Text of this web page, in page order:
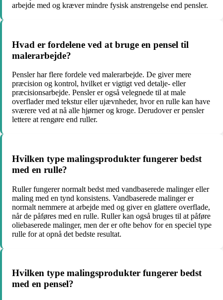
arbejde med og kræver mindre fysisk anstrengelse end pensler.
Hvad er fordelene ved at bruge en pensel til
malerarbejde?
Pensler har flere fordele ved malerarbejde. De giver mere
præcision og kontrol, hvilket er vigtigt ved detalje- eller
præcisionsarbejde. Pensler er også velegnede til at male
overflader med tekstur eller ujævnheder, hvor en rulle kan have
sværere ved at nå alle hjørner og kroge. Derudover er pensler
lettere at rengøre end ruller.
Hvilken type malingsprodukter fungerer bedst
med en rulle?
Ruller fungerer normalt bedst med vandbaserede malinger eller
maling med en tynd konsistens. Vandbaserede malinger er
normalt nemmere at arbejde med og giver en glattere overflade,
når de påføres med en rulle. Ruller kan også bruges til at påføre
oliebaserede malinger, men der er ofte behov for en speciel type
rulle for at opnå det bedste resultat.
Hvilken type malingsprodukter fungerer bedst
med en pensel?